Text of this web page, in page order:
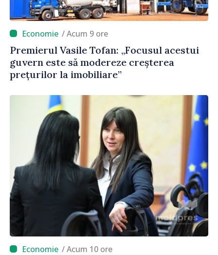
/ Acum 9 ore
Premierul Vasile Tofan: „Focusul acestui
guvern este să modereze creșterea
prețurilor la imobiliare”
/ Acum 10 ore